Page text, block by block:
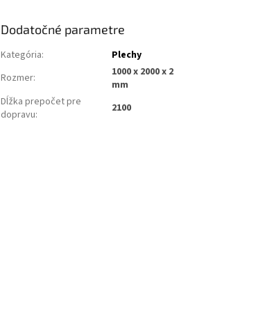
Dodatočné parametre
Kategória:
Plechy
Rozmer:
1000 x 2000 x 2
mm
Dĺžka prepočet pre
dopravu: 2100